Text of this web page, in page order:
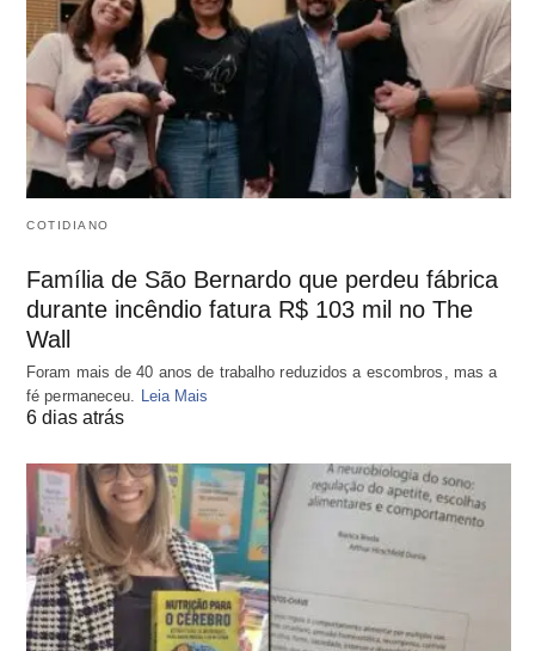
COTIDIANO
Família de São Bernardo que perdeu fábrica
durante incêndio fatura R$ 103 mil no The
Wall
Foram mais de 40 anos de trabalho reduzidos a escombros, mas a
fé permaneceu. Leia Mais
6 dias atrás